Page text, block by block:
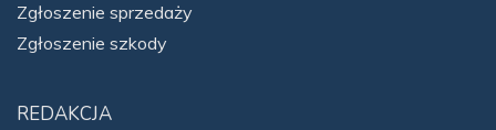
Zgłoszenie sprzedaży
Zgłoszenie szkody
REDAKCJA